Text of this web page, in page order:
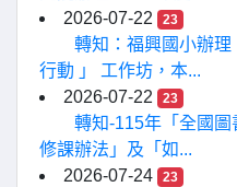
2026-07-22
23
轉知：福興國小辦
行動 」 工作坊，本...
2026-07-22
23
轉知-115年「全國圖
修課辦法」及「如...
2026-07-24
23